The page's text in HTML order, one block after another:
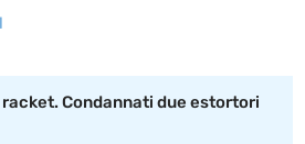
Condannati due estortori